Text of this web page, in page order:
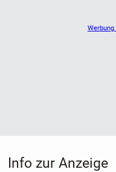
Info zur Anzeige